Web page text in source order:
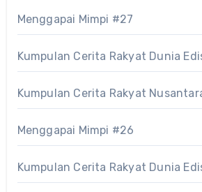
Menggapai Mimpi #27
Kumpulan Cerita Rakyat Dunia
Kumpulan Cerita Rakyat
Menggapai Mimpi #26
Kumpulan Cerita Rakyat Dunia